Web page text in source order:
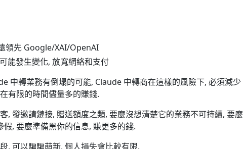
領先 Google/XAI/OpenAI
能發生變化, 放寬網絡和支付
中轉業務有倒塌的可能, Claude 中轉商在這樣的風險下, 必須減少
有限的時間儘量多的賺錢.
, 發邀請鏈接, 贈送額度之類, 要麼沒想清楚它的業務不可持續, 要麼
, 要麼準備黑你的信息, 賺更多的錢.
, 可以騙騙萌新, 個人損失會比較有限.